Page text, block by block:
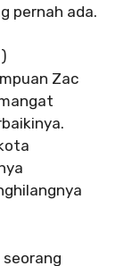
pernah ada.
Zac
seorang